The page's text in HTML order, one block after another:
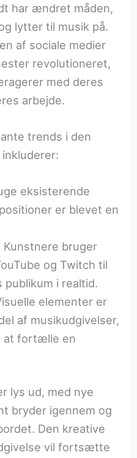
har ændret måden,
lytter til musik på.
af sociale medier
revolutioneret,
med deres
arbejde.
trends i den
eksisterende
er blevet en
Kunstnere bruger
og Twitch til
publikum i realtid.
elementer er
af musikudgivelser,
at fortælle en
lys ud, med nye
bryder igennem og
Den kreative
vil fortsætte